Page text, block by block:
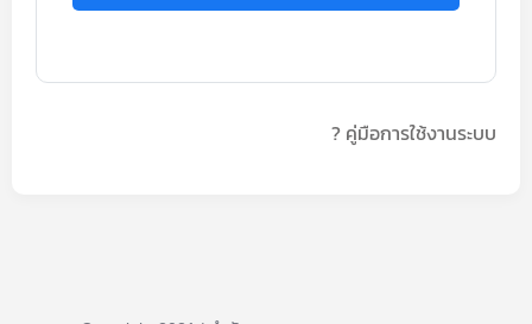
? คู่มือการใช้งานระบบ